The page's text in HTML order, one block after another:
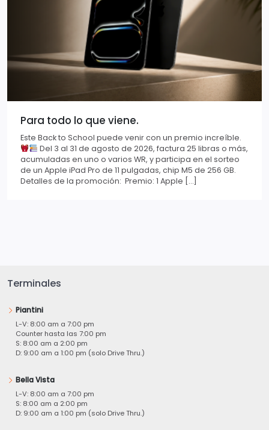
Para todo lo que viene.
Este Back to School puede venir con un premio increíble.
Del 3 al 31 de agosto de 2026, factura 25 libras o más,
acumuladas en uno o varios WR, y participa en el sorteo
de un Apple iPad Pro de 11 pulgadas, chip M5 de 256 GB.
Detalles de la promoción: Premio: 1 Apple […]
Terminales
Piantini
L-V: 8:00 am a 7:00 pm
Counter hasta las 7:00 pm
S: 8:00 am a 2:00 pm
D: 9:00 am a 1:00 pm (solo Drive Thru.)
Bella Vista
L-V: 8:00 am a 7:00 pm
S: 8:00 am a 2:00 pm
D: 9:00 am a 1:00 pm (solo Drive Thru.)